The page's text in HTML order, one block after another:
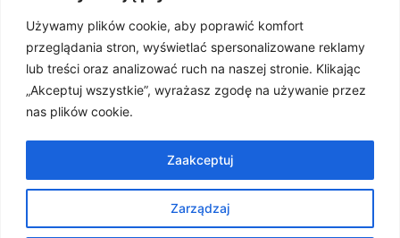
Używamy plików cookie, aby poprawić komfort
przeglądania stron, wyświetlać spersonalizowane reklamy
lub treści oraz analizować ruch na naszej stronie. Klikając
„Akceptuj wszystkie”, wyrażasz zgodę na używanie przez
nas plików cookie.
Zarządzaj
Zaakceptuj
inwazji robotów?
Targi MWC w Barcelonie, które zgromadziły w tym
roku ponad 109 tysięcy odwiedzających i blisko
3000 wystawców, właśnie dobiegły końca, […]
Prawa autorskie © 2026 Znosne Newsy | Obsługiwane przez